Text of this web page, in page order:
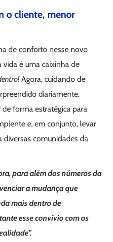
o cliente, menor
de conforto nesse novo
vida é uma caixinha de
Agora, cuidando de
diariamente.
de forma estratégica para
e, em conjunto, levar
diversas comunidades da
para além dos números da
a mudança que
mais dentro de
esse convívio com os